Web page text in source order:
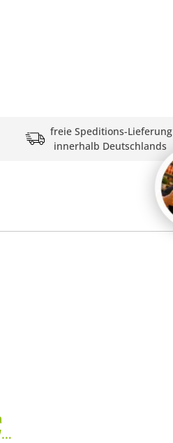
freie Speditions-Lieferung
innerhalb Deutschlands